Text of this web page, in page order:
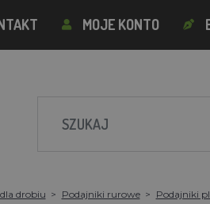
MOJE KONTO
drobiu Podajniki rurowe Podajniki